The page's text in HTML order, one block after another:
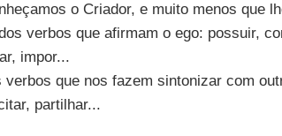
o Criador, e muito menos que
verbos que afirmam o ego: possuir,
impor...
que nos fazem sintonizar com
partilhar...